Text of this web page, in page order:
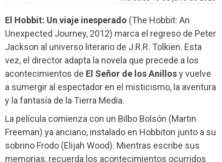
El Hobbit: Un viaje inesperado (The Hobbit: An
Unexpected Journey, 2012) marca el regreso de Peter
Jackson al universo literario de J.R.R. Tolkien. Esta
vez, el director adapta la novela que precede a los
acontecimientos de El Señor de los Anillosy vuelve
a sumergir al espectador en el misticismo, la aventura
y la fantasía de la Tierra Media.
La película comienza con un Bilbo Bolsón (Martin
Freeman) ya anciano, instalado en Hobbiton junto a su
sobrino Frodo (Elijah Wood). Mientras escribe sus
memorias, recuerda los acontecimientos ocurridos